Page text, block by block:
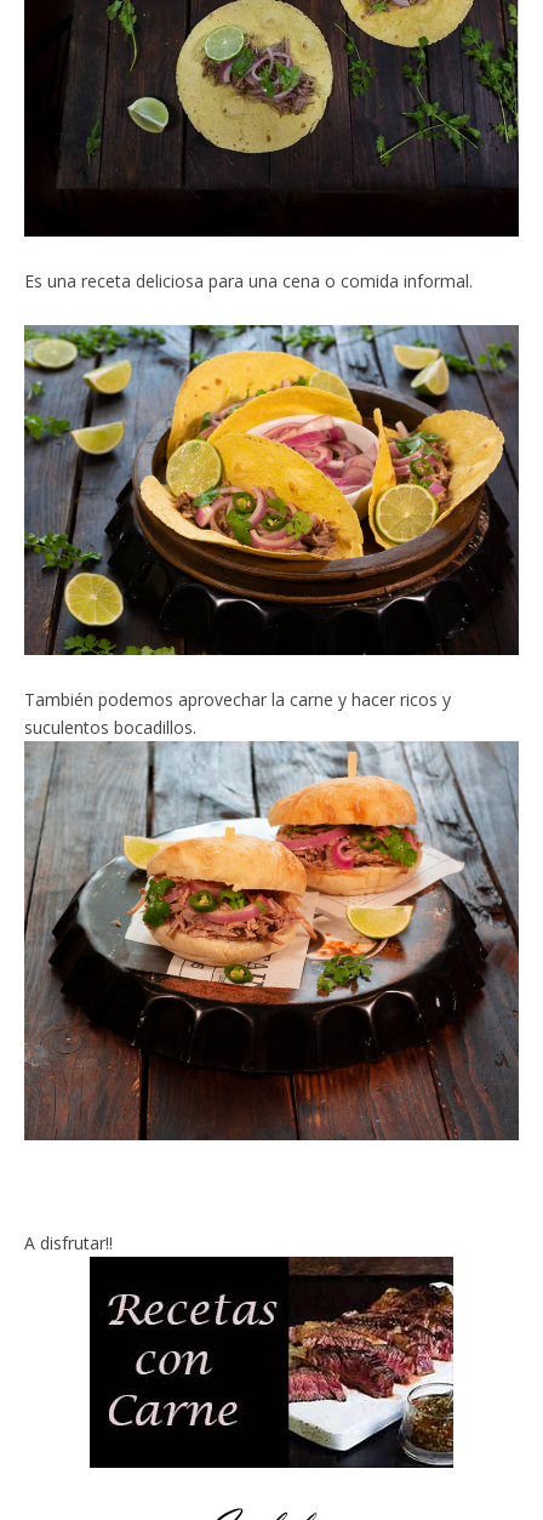
Es una receta deliciosa para una cena o comida informal.
También podemos aprovechar la carne y hacer ricos y
suculentos bocadillos.
A disfrutar!!